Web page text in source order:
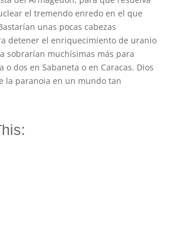
el tremendo enredo en el que
unas pocas cabezas
detener el enriquecimiento de uranio
sobrarían muchísimas más para
o dos en Sabaneta o en Caracas. Dios
la paranoia en un mundo tan